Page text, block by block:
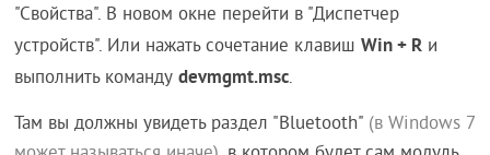
"Свойства". В новом окне перейти в "Диспетчер
устройств". Или нажать сочетание клавишWin + R и
выполнить командуdevmgmt.msc.
Там вы должны увидеть раздел "Bluetooth" (в Windows 7